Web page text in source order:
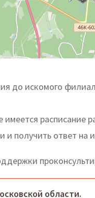
до искомого
расписание
получить ответ на
области.